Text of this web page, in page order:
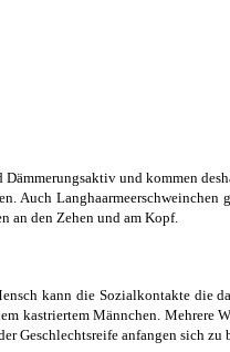
und kommen
Auch
an den Zehen und am Kopf.
kann die Sozialkontakte die
kastriertem Männchen. Mehrere
Geschlechtsreife anfangen sich zu